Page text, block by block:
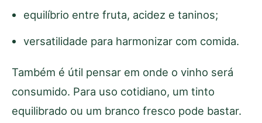
equilíbrio entre fruta, acidez e taninos;
versatilidade para harmonizar com comida.
Também é útil pensar em onde o vinho será
consumido. Para uso cotidiano, um tinto
equilibrado ou um branco fresco pode bastar.